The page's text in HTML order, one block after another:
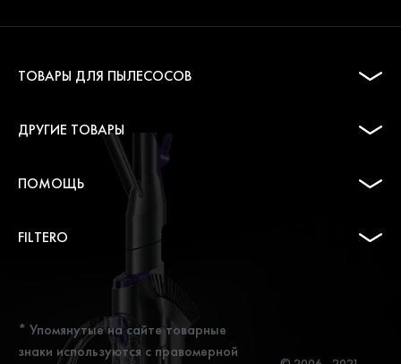
ТОВАРЫ ДЛЯ ПЫЛЕСОСОВ
ДРУГИЕ ТОВАРЫ
ПОМОЩЬ
FILTERO
* Упомянутые на сайте товарные
знаки используются с правомерной